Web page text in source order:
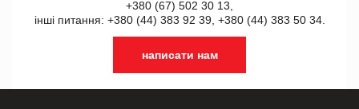
+380 (67) 502 30 13,
інші питання: +380 (44) 383 92 39, +380 (44) 383 50 34.
написати нам